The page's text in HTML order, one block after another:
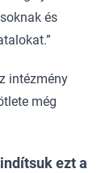
és
intézmény
még
ezt a